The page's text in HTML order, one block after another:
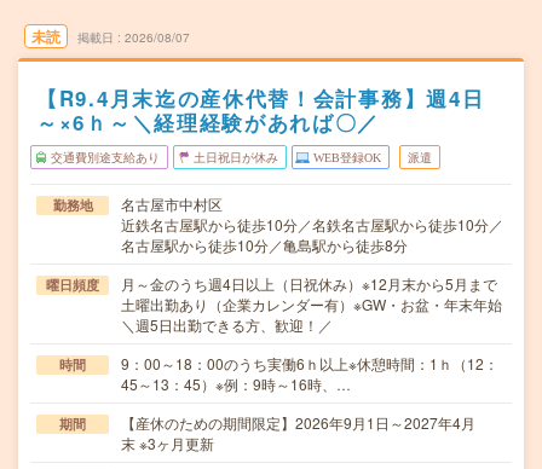
未読 掲載日 2026/08/07
【R9.4月末迄の産休代替！会計事務】週4日
～×6ｈ～＼経理経験があれば〇／
交通費別途支給あり 土日祝日が休み WEB登録OK 派遣
勤務地
名古屋市中村区
近鉄名古屋駅から徒歩10分／名鉄名古屋駅から徒歩10分／
名古屋駅から徒歩10分／亀島駅から徒歩8分
曜日頻度
月～金のうち週4日以上（日祝休み）※12月末から5月まで
土曜出勤あり（企業カレンダー有）※GW・お盆・年末年始
＼週5日出勤できる方、歓迎！／
時間
9：00～18：00のうち実働6ｈ以上※休憩時間：1ｈ（12：
45～13：45）※例：9時～16時、…
期間
【産休のための期間限定】2026年9月1日～2027年4月
末 ※3ヶ月更新